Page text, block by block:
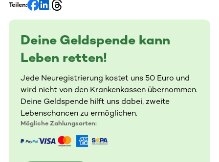
Teilen:
Deine Geldspende kann
Leben retten!
Jede Neuregistrierung kostet uns 50 Euro und
wird nicht von den Krankenkassen übernommen.
Deine Geldspende hilft uns dabei, zweite
Lebenschancen zu ermöglichen.
Mögliche Zahlungsarten: